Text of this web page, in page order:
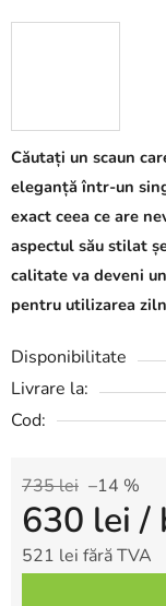
Căutați un scaun
eleganță într-un
exact ceea ce are
aspectul său stilat
calitate va deveni
pentru utilizarea
Disponibilitate
Livrare la:
Cod:
735 lei –14 %
630 lei/
521 lei fără TVA